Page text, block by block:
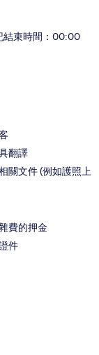
結束時間：00:00
翻譯
關文件 (例如護照上
費的押金
件